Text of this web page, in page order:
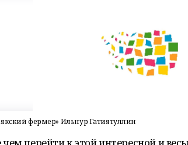
фермер» Ильнур Гатиятуллин